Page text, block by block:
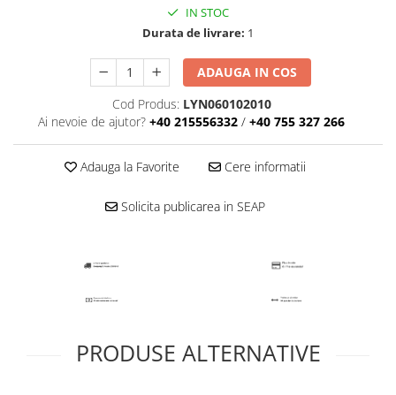
LiFePO4
Panouri fotovoltaice
Statii de incarcare
Structura SingleRail
IN STOC
Durata de livrare: 1
ADAUGA IN COS
Cod Produs: LYN060102010
Ai nevoie de ajutor? +40 215556332 / +40 755 327 266
Adauga la Favorite Cere informatii
Solicita publicarea in SEAP
PRODUSE ALTERNATIVE